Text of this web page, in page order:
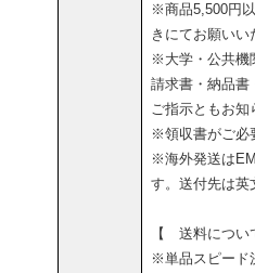
※商品5,500円
きにてお願いい
※大学・公共機
請求書・納品書
ご指示ともお知
※領収書がご必
※海外発送は
す。送付先は英
【 送料につい
※単品スピード